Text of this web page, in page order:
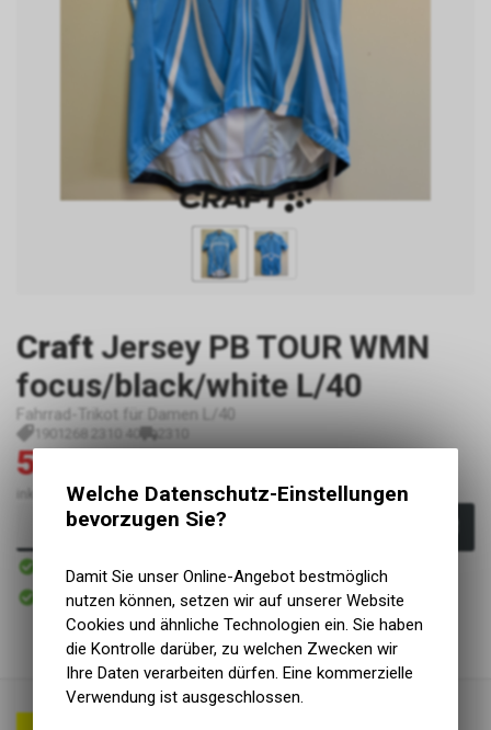
Craft Jersey PB TOUR WMN
focus/black/white L/40
Fahrrad-Trikot für Damen L/40
1901268 2310 40 2310
59.00
inkl. MwSt., zzgl.Versandkosten
In den Warenkorb
Versand
Abholung Lüscher Motor- & Bike World
Welche Datenschutz-Einstellungen
bevorzugen Sie?
Damit Sie unser Online-Angebot bestmöglich
nutzen können, setzen wir auf unserer Website
Cookies und ähnliche Technologien ein. Sie haben
die Kontrolle darüber, zu welchen Zwecken wir
Ihre Daten verarbeiten dürfen. Eine kommerzielle
Verwendung ist ausgeschlossen.